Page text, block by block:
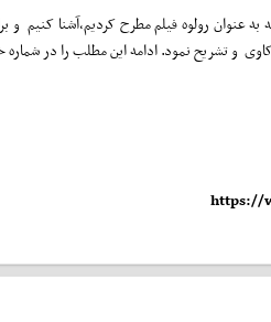
به عنوان رولوه فیلم مطرح کردیم،آشنا
این مطلب را در شماره خرداد ۵۸۲ ماهنامه سینمایی فیلم
https://